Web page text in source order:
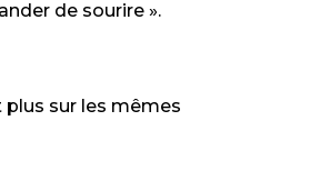
de sourire ».
plus sur les mêmes